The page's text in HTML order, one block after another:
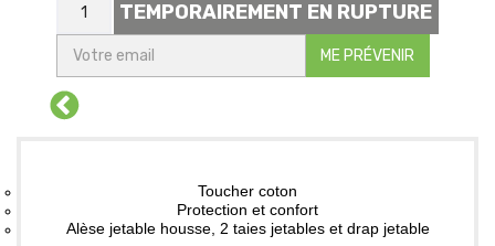
TEMPORAIREMENT EN RUPTURE
ME PRÉVENIR
Toucher coton
Protection et confort
Alèse jetable housse, 2 taies jetables et drap jetable